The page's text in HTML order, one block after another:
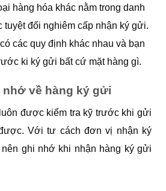
hàng hóa khác nằm trong danh
tuyệt đối nghiêm cấp nhận ký gửi.
các quy định khác nhau và bạn
ki ký gửi bất cứ mặt hàng gì.
về hàng ký gửi
được kiểm tra kỹ trước khi gửi
Với tư cách đơn vị nhận ký
ghi nhớ khi nhận hàng ký gửi